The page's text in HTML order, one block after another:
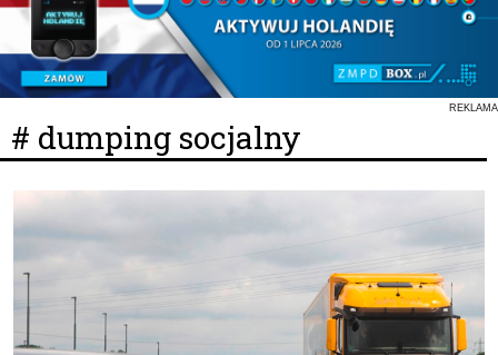
REKLAMA
# dumping socjalny